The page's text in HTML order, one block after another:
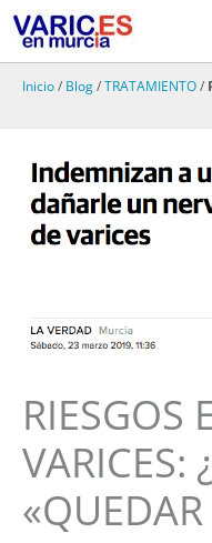
Inicio/ Blog/TRATAMIENTO/
RIESGOS
VARICES:
«QUEDAR